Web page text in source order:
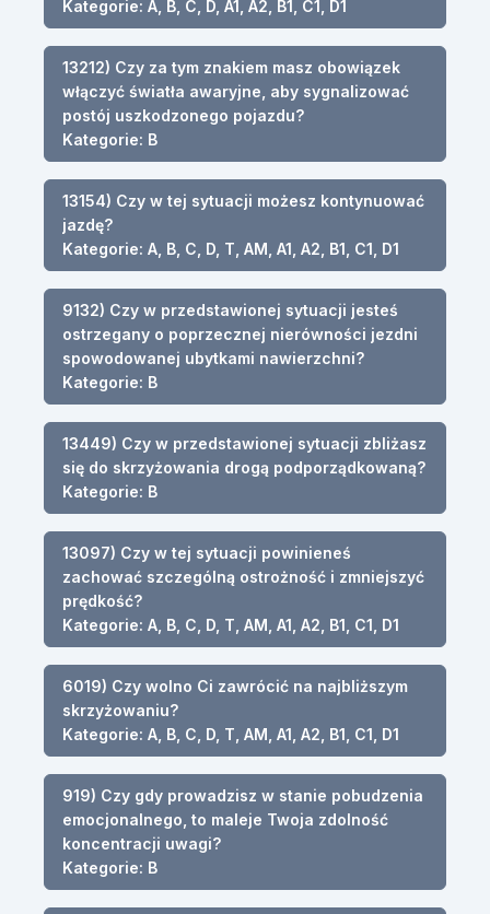
Kategorie: A, B, C, D, A1, A2, B1, C1, D1
13212) Czy za tym znakiem masz obowiązek
włączyć światła awaryjne, aby sygnalizować
postój uszkodzonego pojazdu?
Kategorie: B
13154) Czy w tej sytuacji możesz kontynuować
jazdę?
Kategorie: A, B, C, D, T, AM, A1, A2, B1, C1, D1
9132) Czy w przedstawionej sytuacji jesteś
ostrzegany o poprzecznej nierówności jezdni
spowodowanej ubytkami nawierzchni?
Kategorie: B
13449) Czy w przedstawionej sytuacji zbliżasz
się do skrzyżowania drogą podporządkowaną?
Kategorie: B
13097) Czy w tej sytuacji powinieneś
zachować szczególną ostrożność i zmniejszyć
prędkość?
Kategorie: A, B, C, D, T, AM, A1, A2, B1, C1, D1
6019) Czy wolno Ci zawrócić na najbliższym
skrzyżowaniu?
Kategorie: A, B, C, D, T, AM, A1, A2, B1, C1, D1
919) Czy gdy prowadzisz w stanie pobudzenia
emocjonalnego, to maleje Twoja zdolność
koncentracji uwagi?
Kategorie: B